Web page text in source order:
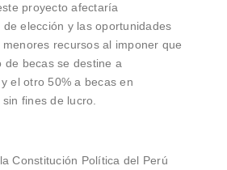
proyecto afectaría
elección y las oportunidades
recursos al imponer que
de becas se destine a
el otro 50% a becas en
fines de lucro.
Constitución Política del Perú